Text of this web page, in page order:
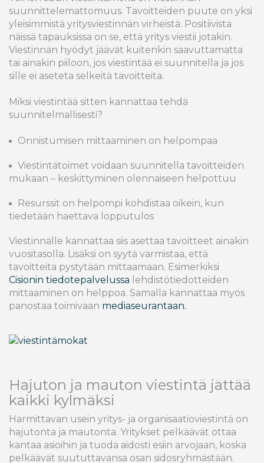
suunnittelemattomuus. Tavoitteiden puute on yksi
yleisimmistä yritysviestinnän virheistä. Positiivista
näissä tapauksissa on se, että yritys viestii jotakin.
Viestinnän hyödyt jäävät kuitenkin saavuttamatta
tai ainakin piiloon, jos viestintää ei suunnitella ja jos
sille ei aseteta selkeitä tavoitteita.
Miksi viestintää sitten kannattaa tehdä
suunnitelmallisesti?
Onnistumisen mittaaminen on helpompaa
Viestintätoimet voidaan suunnitella tavoitteiden
mukaan – keskittyminen olennaiseen helpottuu
Resurssit on helpompi kohdistaa oikein, kun
tiedetään haettava lopputulos
Viestinnälle kannattaa siis asettaa tavoitteet ainakin
vuositasolla. Lisäksi on syytä varmistaa, että
tavoitteita pystytään mittaamaan. Esimerkiksi
Cisionin tiedotepalvelussa lehdistötiedotteiden
mittaaminen on helppoa. Samalla kannattaa myös
panostaa toimivaan mediaseurantaan.
Hajuton ja mauton viestintä jättää
kaikki kylmäksi
Harmittavan usein yritys- ja organisaatioviestintä on
hajutonta ja mautonta. Yritykset pelkäävät ottaa
kantaa asioihin ja tuoda aidosti esiin arvojaan, koska
pelkäävät suututtavansa osan sidosryhmästään.